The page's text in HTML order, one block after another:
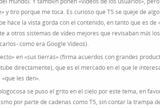
y tiro porque me toca. Es curioso que T5 se queje de
hace la vista gorda con el contenido, en tanto que es de
a otros sistemas de vídeo mejores que revisaban más
como era Google Vídeos).
en «sus tierras» (firma acuerdos con grandes
directamente), que es el mercado en el que le
les den».
se puso el grito en el cielo por este tema, en
por parte de cadenas como T5, sin contar la trampa